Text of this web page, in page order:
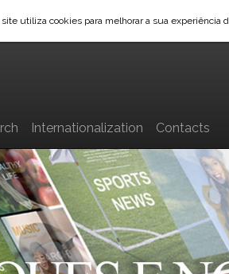
site utiliza cookies para melhorar a sua experiência
Internationalization Contacts